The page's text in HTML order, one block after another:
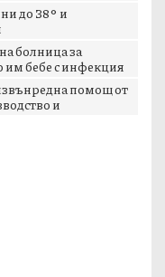
до 38° и
болница за
им бебе с инфекция
помощ от
и